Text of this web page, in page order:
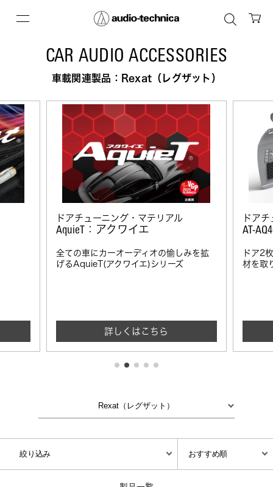
CAR AUDIO ACCESSORIES
車載関連製品：Rexat（レグザット）
ドアチューニング・マテリアル
AquieT ：アクワイエ
全ての車にカーオーディオの愉しみを拡
げるAquieT(アクワイエ)シリーズ
詳しくはこちら
ドア
AT-
ドア2
材を取